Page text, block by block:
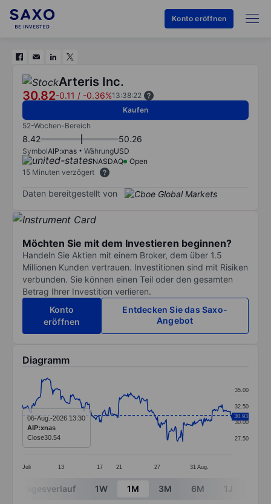
Konto eröffnen
Arteris Inc.
30.82-0.11 / -0.36%13:38:22
Kaufen
52-Wochen-Bereich
8.42 50.26
SymbolAIP:xnas WährungUSD
NASDAQ
Open
15 Minuten verzögert
Daten bereitgestellt von
Möchten Sie mit dem Investieren beginnen?
Handeln Sie Aktien mit einem Broker, dem über 1.5
Millionen Kunden vertrauen. Investitionen sind mit Risiken
verbunden. Sie können einen Teil oder den gesamten
Betrag Ihrer Investition verlieren.
Konto
eröffnen
Entdecken Sie das Saxo-
Angebot
Diagramm
Line chart with 283 data points.
The chart has 1 X axis displaying categories.
The chart has 1 Y axis displaying values. Data
Juli 13 17 21 27 31 Aug.
27.50
30.00
32.50
35.00
30.93
06-Aug.-2026 13:30
AIP:xnas
Close30.54
End of interactive chart.
Tagesverlauf 1W 1M 3M 6M 1J